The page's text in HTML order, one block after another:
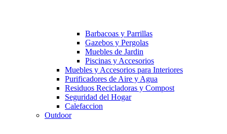
Barbacoas y Parrillas
Gazebos y Pergolas
Muebles de Jardin
Piscinas y Accesorios
Muebles y Accesorios para Interiores
Purificadores de Aire y Agua
Residuos Recicladoras y Compost
Seguridad del Hogar
Calefaccion
Outdoor